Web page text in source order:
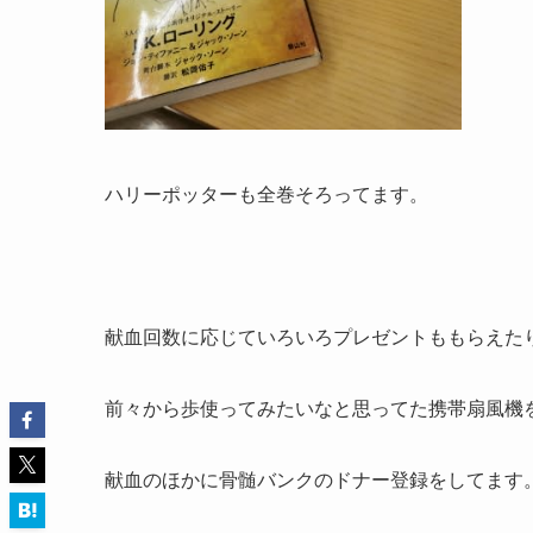
ハリーポッターも全巻そろってます。
献血回数に応じていろいろプレゼントももらえた
前々から歩使ってみたいなと思ってた携帯扇風機
献血のほかに骨髄バンクのドナー登録をしてます。